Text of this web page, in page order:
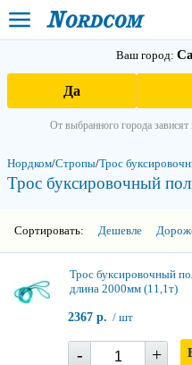
Ваш город:
Да
От выбранного города
Нордком/Стропы/Трос
Трос буксировочный
Сортировать: Дешевле
Трос буксировочный
длина 2000мм (11,1т)
2367 р. / шт
- +